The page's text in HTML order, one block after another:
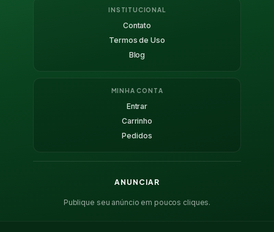
INSTITUCIONAL
Contato
Termos de Uso
Blog
MINHA CONTA
Entrar
Carrinho
Pedidos
ANUNCIAR
Publique seu anúncio em poucos cliques.